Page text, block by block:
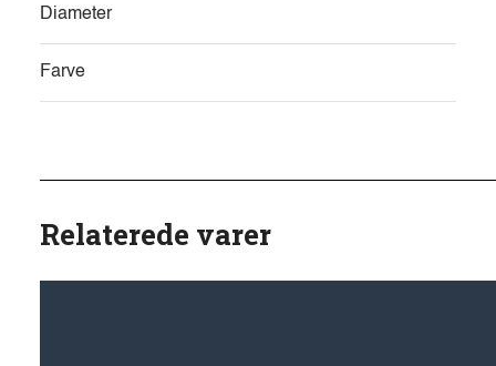
Diameter
Farve
Relaterede varer